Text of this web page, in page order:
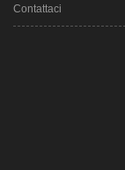
Contattaci